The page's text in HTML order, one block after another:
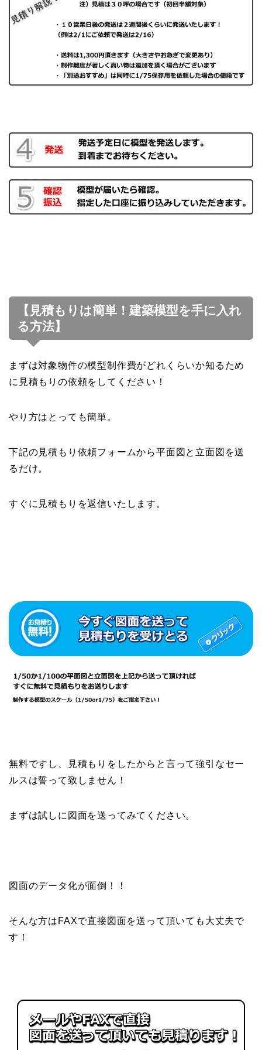
【見積もりは簡単！建築模型を手に入れ
る方法】
まずは対象物件の模型制作費がどれくらいか知るため
に見積もりの依頼をしてください！
やり方はとっても簡単。
下記の見積もり依頼フォームから平面図と立面図を送
るだけ。
すぐに見積もりを返信いたします。
無料ですし、見積もりをしたからと言って強引なセー
ルスは誓って致しません！
まずは試しに図面を送ってみてください。
図面のデータ化が面倒！！
そんな方はFAXで直接図面を送って頂いても大丈夫で
す！